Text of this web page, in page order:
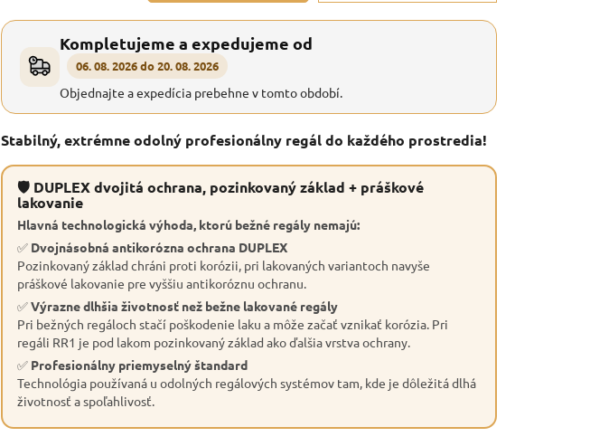
Kompletujeme a expedujeme od
06. 08. 2026 do 20. 08. 2026
Objednajte a expedícia prebehne v tomto období.
Stabilný, extrémne odolný profesionálny regál do každého prostredia!
🛡 DUPLEX dvojitá ochrana, pozinkovaný základ + práškové
lakovanie
Hlavná technologická výhoda, ktorú bežné regály nemajú:
✅ Dvojnásobná antikorózna ochrana DUPLEX
Pozinkovaný základ chráni proti korózii, pri lakovaných variantoch navyše
práškové lakovanie pre vyššiu antikoróznu ochranu.
✅Výrazne dlhšia životnosť než bežne lakované regály
Pri bežných regáloch stačí poškodenie laku a môže začať vznikať korózia. Pri
regáli RR1 je pod lakom pozinkovaný základ ako ďalšia vrstva ochrany.
✅ Profesionálny priemyselný štandard
Technológia používaná u odolných regálových systémov tam, kde je dôležitá dlhá
životnosť a spoľahlivosť.